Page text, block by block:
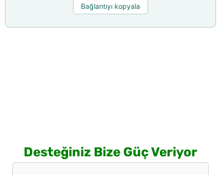
Bağlantıyı kopyala
Desteğiniz Bize Güç Veriyor